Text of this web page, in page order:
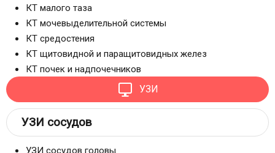
КТ малого таза
КТ мочевыделительной системы
КТ средостения
КТ щитовидной и паращитовидных желез
КТ почек и надпочечников
УЗИ
УЗИ сосудов
УЗИ сосудов головы